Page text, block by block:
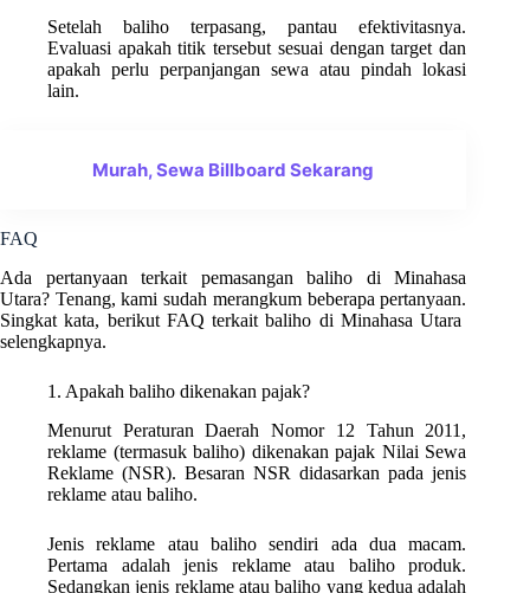
Setelah baliho terpasang, pantau efektivitasnya.
Evaluasi apakah titik tersebut sesuai dengan target dan
apakah perlu perpanjangan sewa atau pindah lokasi
lain.
Murah, Sewa Billboard Sekarang
FAQ
Ada pertanyaan terkait pemasangan baliho di Minahasa
Utara? Tenang, kami sudah merangkum beberapa pertanyaan.
Singkat kata, berikut FAQ terkait baliho di Minahasa Utara
selengkapnya.
1. Apakah baliho dikenakan pajak?
Menurut Peraturan Daerah Nomor 12 Tahun 2011,
reklame (termasuk baliho) dikenakan pajak Nilai Sewa
Reklame (NSR). Besaran NSR didasarkan pada jenis
reklame atau baliho.
Jenis reklame atau baliho sendiri ada dua macam.
Pertama adalah jenis reklame atau baliho produk.
Sedangkan jenis reklame atau baliho yang kedua adalah